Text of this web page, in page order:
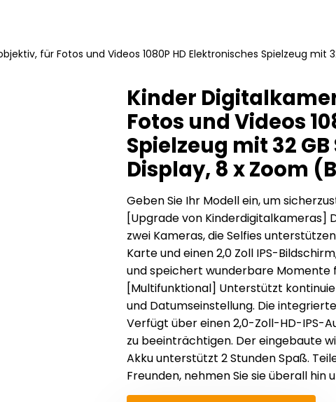
für Fotos und Videos 1080P HD Elektronisches Spielzeug mit
Kinder
Fotos und Videos
Spielzeug mit 32 GB
Display, 8 x Zoom
Geben Sie Ihr Modell ein, um
[Upgrade von Kinderdigitalkameras]
zwei Kameras, die Selfies
Karte und einen 2,0 Zoll IPS-
und speichert wunderbare Momente
[Multifunktional] Unterstützt
und Datumseinstellung. Die
Verfügt über einen 2,0-Zoll-HD-IPS-
zu beeinträchtigen. Der eingebaute
Akku unterstützt 2 Stunden Spaß.
Freunden, nehmen Sie sie überall hin